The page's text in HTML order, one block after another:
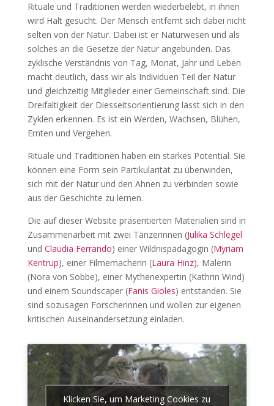
Rituale und Traditionen werden wiederbelebt, in ihnen
wird Halt gesucht. Der Mensch entfernt sich dabei nicht
selten von der Natur. Dabei ist er Naturwesen und als
solches an die Gesetze der Natur angebunden. Das
zyklische Verständnis von Tag, Monat, Jahr und Leben
macht deutlich, dass wir als Individuen Teil der Natur
und gleichzeitig Mitglieder einer Gemeinschaft sind. Die
Dreifaltigkeit der Diesseitsorientierung lässt sich in den
Zyklen erkennen. Es ist ein Werden, Wachsen, Blühen,
Ernten und Vergehen.
Rituale und Traditionen haben ein starkes Potential. Sie
können eine Form sein Partikularität zu überwinden,
sich mit der Natur und den Ahnen zu verbinden sowie
aus der Geschichte zu lernen.
Die auf dieser Website präsentierten Materialien sind in
Zusammenarbeit mit zwei Tänzerinnen (Julika Schlegel
und Claudia Ferrando) einer Wildnispädagogin (Myriam
Kentrup), einer Filmemacherin (Laura Hinz), Malerin
(Nora von Sobbe), einer Mythenexpertin (Kathrin Wind)
und einem Soundscaper (Fanis Gioles) entstanden. Sie
sind sozusagen Forscherinnen und wollen zur eigenen
kritischen Auseinandersetzung einladen.
Klicken Sie, um Marketing Cookies zu